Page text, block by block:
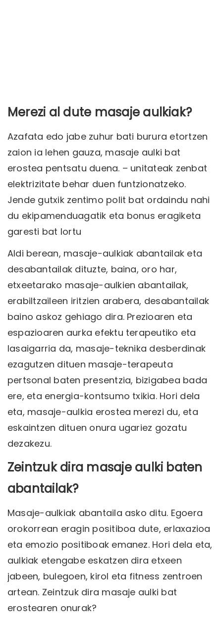
Merezi al dute masaje aulkiak?
Azafata edo jabe zuhur bati burura etortzen
zaion ia lehen gauza, masaje aulki bat
erostea pentsatu duena. – unitateak zenbat
elektrizitate behar duen funtzionatzeko.
Jende gutxik zentimo polit bat ordaindu nahi
du ekipamenduagatik eta bonus eragiketa
garesti bat lortu
Aldi berean, masaje-aulkiak abantailak eta
desabantailak dituzte, baina, oro har,
etxeetarako masaje-aulkien abantailak,
erabiltzaileen iritzien arabera, desabantailak
baino askoz gehiago dira. Prezioaren eta
espazioaren aurka efektu terapeutiko eta
lasaigarria da, masaje-teknika desberdinak
ezagutzen dituen masaje-terapeuta
pertsonal baten presentzia, bizigabea bada
ere, eta energia-kontsumo txikia. Hori dela
eta, masaje-aulkia erostea merezi du, eta
eskaintzen dituen onura ugariez gozatu
dezakezu.
Zeintzuk dira masaje aulki baten
abantailak?
Masaje-aulkiak abantaila asko ditu. Egoera
orokorrean eragin positiboa dute, erlaxazioa
eta emozio positiboak emanez. Hori dela eta,
aulkiak etengabe eskatzen dira etxeen
jabeen, bulegoen, kirol eta fitness zentroen
artean. Zeintzuk dira masaje aulki bat
erostearen onurak?